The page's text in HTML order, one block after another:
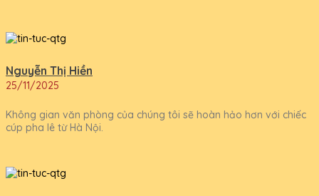
Nguyễn Thị Hiền
25/11/2025
Không gian văn phòng của chúng tôi sẽ hoàn hảo hơn với chiếc
cúp pha lê từ Hà Nội.